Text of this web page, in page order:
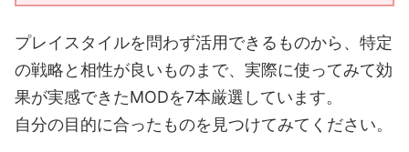
プレイスタイルを問わず活用できるものから、特定
の戦略と相性が良いものまで、実際に使ってみて効
果が実感できたMODを7本厳選しています。
自分の目的に合ったものを見つけてみてください。